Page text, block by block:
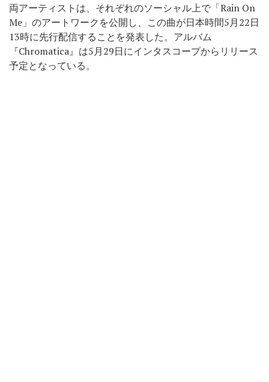
両アーティストは、それぞれのソーシャル上で「Rain On
Me」のアートワークを公開し、この曲が日本時間5月22日
13時に先行配信することを発表した。アルバム
『Chromatica』は5月29日にインタスコープからリリース
予定となっている。